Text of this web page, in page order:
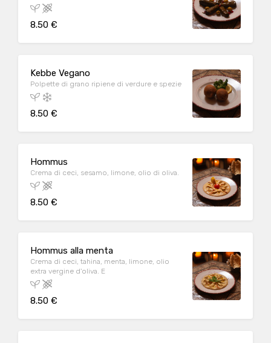
8.50 €
Kebbe Vegano
Polpette di grano ripiene di verdure e spezie
8.50 €
Hommus
Crema di ceci, sesamo, limone, olio di oliva.
8.50 €
Hommus alla menta
Crema di ceci, tahina, menta, limone, olio
extra vergine d'oliva. E
8.50 €